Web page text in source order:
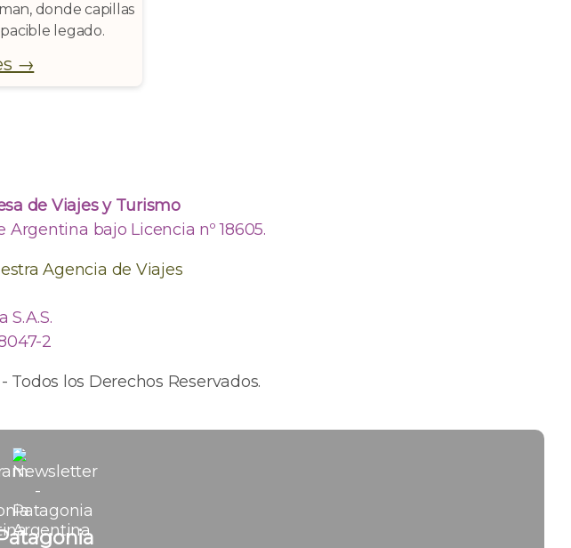
donde capillas
legado.
→
de Viajes y Turismo
bajo Licencia nº 18605.
Agencia de Viajes
S.A.S.
2
los Derechos Reservados.